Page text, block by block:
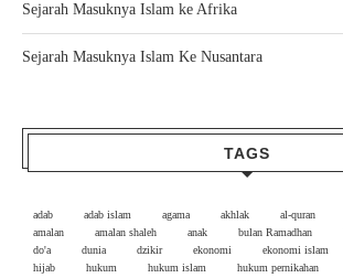
Sejarah Masuknya Islam ke Afrika
Sejarah Masuknya Islam Ke Nusantara
TAGS
adab adab islam agama akhlak al-quran
amalan
amalan shaleh anak bulan Ramadhan
do'a
dunia dzikir ekonomi ekonomi islam
hijab
hukum hukum islam hukum pernikahan